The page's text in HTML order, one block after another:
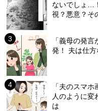
ないでしょ…
視？悪意？そ
「義母の発
発！ 夫は仕
「夫のスマ
人のように変
は